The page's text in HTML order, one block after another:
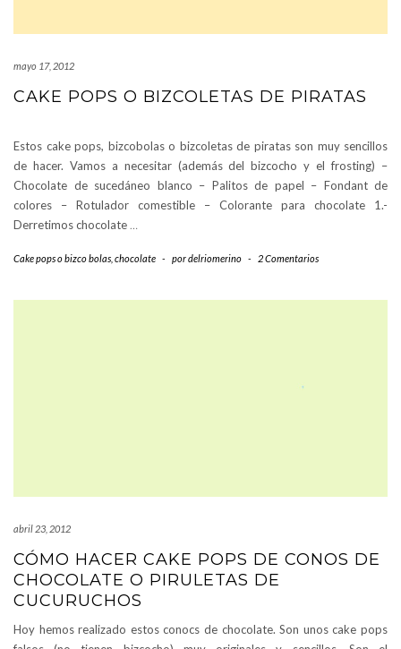
mayo 17, 2012
CAKE POPS O BIZCOLETAS DE PIRATAS
Estos cake pops, bizcobolas o bizcoletas de piratas son muy sencillos
de hacer. Vamos a necesitar (además del bizcocho y el frosting) –
Chocolate de sucedáneo blanco – Palitos de papel – Fondant de
colores – Rotulador comestible – Colorante para chocolate 1.-
Derretimos chocolate …
Cake pops o bizco bolas chocolate - pordelriomerino - 2 Comentarios
abril 23, 2012
CÓMO HACER CAKE POPS DE CONOS DE
CHOCOLATE O PIRULETAS DE
CUCURUCHOS
Hoy hemos realizado estos conocs de chocolate. Son unos cake pops